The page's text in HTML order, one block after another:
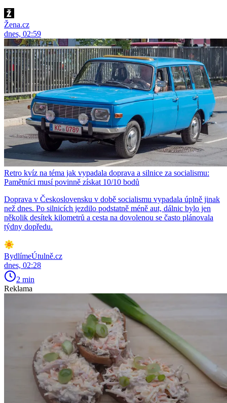
Žena.cz
dnes, 02:59
Retro kvíz na téma jak vypadala doprava a silnice za socialismu:
Pamětníci musí povinně získat 10/10 bodů
Doprava v Československu v době socialismu vypadala úplně jinak
než dnes. Po silnicích jezdilo podstatně méně aut, dálnic bylo jen
několik desítek kilometrů a cesta na dovolenou se často plánovala
týdny dopředu.
BydlímeÚtulně.cz
dnes, 02:28
2 min
Reklama